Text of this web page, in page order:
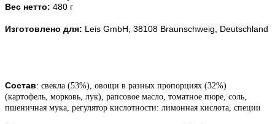
Вес нетто: 480 г
Изготовлено для: Leis GmbH, 38108 Braunschweig, Deutschland
Состав: свекла (53%), овощи в разных пропорциях (32%)
(картофель, морковь, лук), рапсовое масло, томатное пюре, соль,
пшеничная мука, регулятор кислотности: лимонная кислота, специи